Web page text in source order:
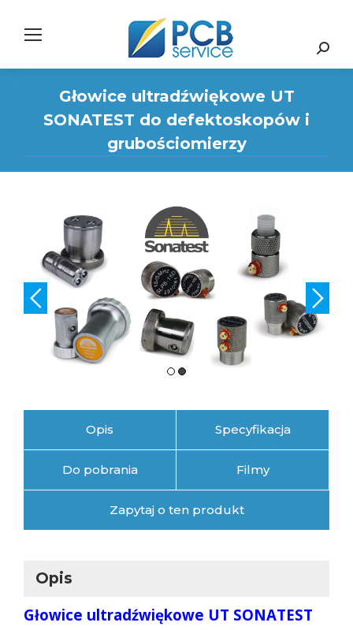
Search:
Głowice ultradźwiękowe UT
SONATEST do defektoskopów i
grubościomierzy
Opis Specyfikacja
Do pobrania Filmy
Zapytaj o ten produkt
Opis
Głowice ultradźwiękowe UT SONATEST